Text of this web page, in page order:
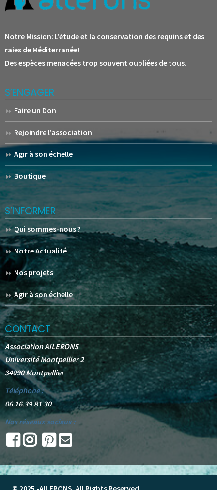
Notre Mission: L’étude et la conservation des requins et des
raies de Méditerranée!
Des espèces menacées trop souvent oubliées de tous.
S’ENGAGER
Faire un Don
Rejoindre l’association
Agir à son échelle
Boutique
S’INFORMER
Qui sommes-nous ?
Notre Actualité
Nos projets
Agir à son échelle
CONTACT
Association AILERONS
Université Montpellier 2
34090 Montpellier
Téléphone :
06.16.39.81.30
Nos réseaux sociaux :
© 2025 -AILERONS . All Rights Reserved.